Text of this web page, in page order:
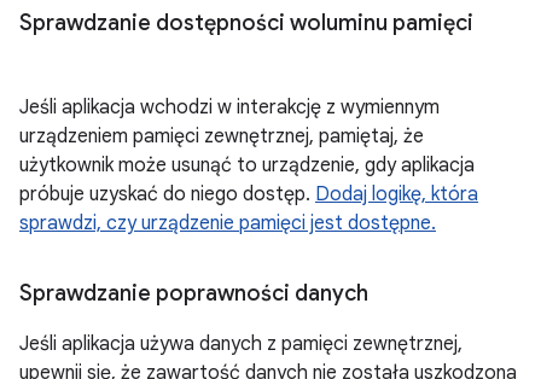
Sprawdzanie dostępności woluminu pamięci
Jeśli aplikacja wchodzi w interakcję z wymiennym
urządzeniem pamięci zewnętrznej, pamiętaj, że
użytkownik może usunąć to urządzenie, gdy aplikacja
próbuje uzyskać do niego dostęp. Dodaj logikę, która
sprawdzi, czy urządzenie pamięci jest dostępne.
Sprawdzanie poprawności danych
Jeśli aplikacja używa danych z pamięci zewnętrznej,
upewnij się, że zawartość danych nie została uszkodzona